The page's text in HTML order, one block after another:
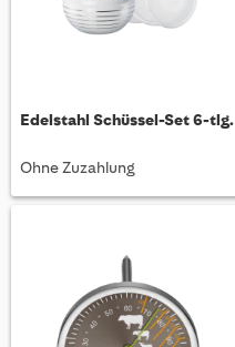
Edelstahl Schüssel-Set 6-tlg.
Ohne Zuzahlung